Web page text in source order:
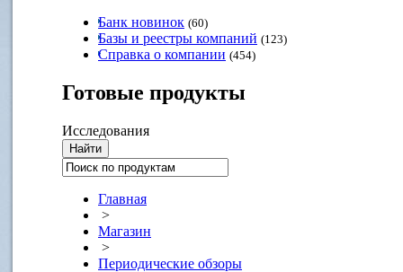
Банк новинок (60)
Базы и реестры компаний (123)
Справка о компании (454)
Готовые продукты
Исследования
Главная
>
Магазин
>
Периодические обзоры